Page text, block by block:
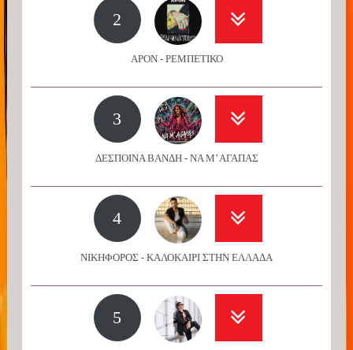
2
APON - ΡΕΜΠΕΤΙΚΟ
3
ΔΕΣΠΟΙΝΑ ΒΑΝΔΗ - ΝΑ Μ’ ΑΓΑΠΑΣ
4
ΝΙΚΗΦΟΡΟΣ - ΚΑΛΟΚΑΙΡΙ ΣΤΗΝ ΕΛΛΑΔΑ
5